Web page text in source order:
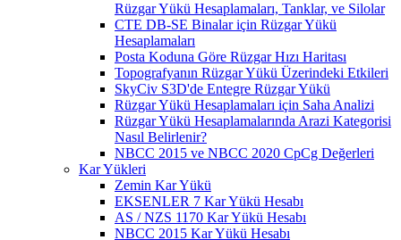
Rüzgar Yükü Hesaplamaları, Tanklar, ve Silolar
CTE DB-SE Binalar için Rüzgar Yükü
Hesaplamaları
Posta Koduna Göre Rüzgar Hızı Haritası
Topografyanın Rüzgar Yükü Üzerindeki Etkileri
SkyCiv S3D'de Entegre Rüzgar Yükü
Rüzgar Yükü Hesaplamaları için Saha Analizi
Rüzgar Yükü Hesaplamalarında Arazi Kategorisi
Nasıl Belirlenir?
NBCC 2015 ve NBCC 2020 CpCg Değerleri
Kar Yükleri
Zemin Kar Yükü
EKSENLER 7 Kar Yükü Hesabı
AS / NZS 1170 Kar Yükü Hesabı
NBCC 2015 Kar Yükü Hesabı